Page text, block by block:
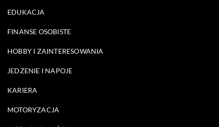
EDUKACJA
FINANSE OSOBISTE
HOBBY I ZAINTERESOWANIA
JEDZENIE I NAPOJE
KARIERA
MOTORYZACJA